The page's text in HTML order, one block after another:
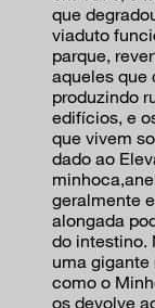
que
viaduto
parque,
aqueles que
produzindo
edifícios, e
que vivem
dado ao
geralmente
alongada
do intestino.
uma gigante
como o
os devolve